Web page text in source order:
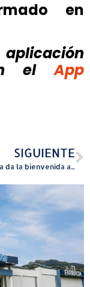
en
el
App
SIGUIENTE
Gobernadora da la bienvenida a nueva alcaldesa de Gurabo